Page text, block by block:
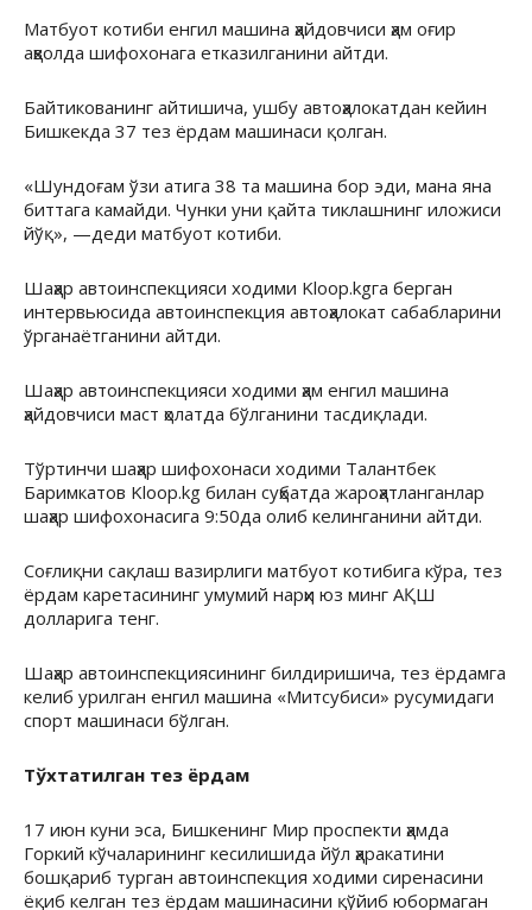
Матбуот котиби енгил машина ҳайдовчиси ҳам оғир
аҳволда шифохонага етказилганини айтди.
Байтикованинг айтишича, ушбу автоҳалокатдан кейин
Бишкекда 37 тез ёрдам машинаси қолган.
«Шундоғам ўзи атига 38 та машина бор эди, мана яна
биттага камайди. Чунки уни қайта тиклашнинг иложиси
йўқ», —деди матбуот котиби.
Шаҳар автоинспекцияси ходими Kloop.kgга берган
интервьюсида автоинспекция автоҳалокат сабабларини
ўрганаётганини айтди.
Шаҳар автоинспекцияси ходими ҳам енгил машина
ҳайдовчиси маст ҳолатда бўлганини тасдиқлади.
Тўртинчи шаҳар шифохонаси ходими Талантбек
Баримкатов Kloop.kg билан суҳбатда жароҳатланганлар
шаҳар шифохонасига 9:50да олиб келинганини айтди.
Соғлиқни сақлаш вазирлиги матбуот котибига кўра, тез
ёрдам каретасининг умумий нарҳи юз минг АҚШ
долларига тенг.
Шаҳар автоинспекциясининг билдиришича, тез ёрдамга
келиб урилган енгил машина «Митсубиси» русумидаги
спорт машинаси бўлган.
Тўхтатилган тез ёрдам
17 июн куни эса, Бишкенинг Мир проспекти ҳамда
Горкий кўчаларининг кесилишида йўл ҳаракатини
бошқариб турган автоинспекция ходими сиренасини
ёқиб келган тез ёрдам машинасини қўйиб юбормаган